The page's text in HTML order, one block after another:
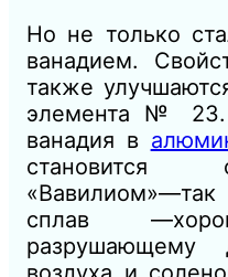
Но не только
ванадием.
также
элемента № 23.
ванадия в
становится
сплав
разрушающему